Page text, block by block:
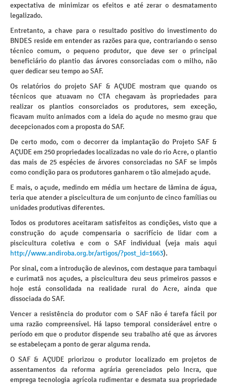
expectativa de minimizar os efeitos e até zerar o desmatamento
legalizado.
Entretanto, a chave para o resultado positivo do investimento do
BNDES reside em entender as razões para que, contrariando o senso
técnico comum, o pequeno produtor, que deve ser o principal
beneficiário do plantio das árvores consorciadas com o milho, não
quer dedicar seu tempo ao SAF.
Os relatórios do projeto SAF & AÇUDE mostram que quando os
técnicos que atuavam no CTA chegavam às propriedades para
realizar os plantios consorciados os produtores, sem exceção,
ficavam muito animados com a ideia do açude no mesmo grau que
decepcionados com a proposta do SAF.
De certo modo, com o decorrer da implantação do Projeto SAF &
AÇUDE em 250 propriedades localizadas no vale do rio Acre, o plantio
das mais de 25 espécies de árvores consorciadas no SAF se impôs
como condição para os produtores ganharem o tão almejado açude.
E mais, o açude, medindo em média um hectare de lâmina de água,
teria que atender a piscicultura de um conjunto de cinco famílias ou
unidades produtivas diferentes.
Todos os produtores aceitaram satisfeitos as condições, visto que a
construção do açude compensaria o sacrifício de lidar com a
piscicultura coletiva e com o SAF individual (veja mais aqui
http://www.andiroba.org.br/artigos/?post_id=1663).
Por sinal, com a introdução de alevinos, com destaque para tambaqui
e curimatã nos açudes, a piscicultura deu seus primeiros passos e
hoje está consolidada na realidade rural do Acre, ainda que
dissociada do SAF.
Vencer a resistência do produtor com o SAF não é tarefa fácil por
uma razão compreensível. Há lapso temporal considerável entre o
período em que o produtor dispende seu trabalho até que as árvores
se estabeleçam a ponto de gerar alguma renda.
O SAF & AÇUDE priorizou o produtor localizado em projetos de
assentamentos da reforma agrária gerenciados pelo Incra, que
emprega tecnologia agrícola rudimentar e desmata sua propriedade